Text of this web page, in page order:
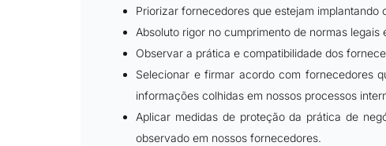
Priorizar fornecedores que estejam
Absoluto rigor no cumprimento de normas legais
Observar a prática e compatibilidade dos
Selecionar e firmar acordo com fornecedores
informações colhidas em nossos processos
Aplicar medidas de proteção da prática de
observado em nossos fornecedores.